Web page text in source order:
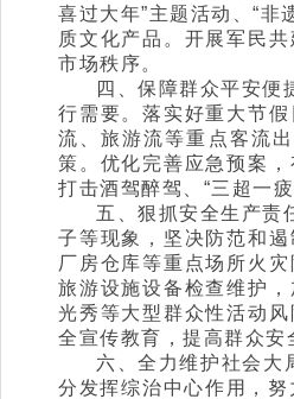
喜过大年”主题活动、“
质文化产品。开展军民
市场秩序。
四、保障群众平安便
行需要。落实好重大节
流、旅游流等重点客流
策。优化完善应急预案
打击酒驾醉驾、“三超一
五、狠抓安全生产责
子等现象，坚决防范和
厂房仓库等重点场所火
旅游设施设备检查维护
光秀等大型群众性活动
全宣传教育，提高群众
六、全力维护社会大
分发挥综治中心作用，努